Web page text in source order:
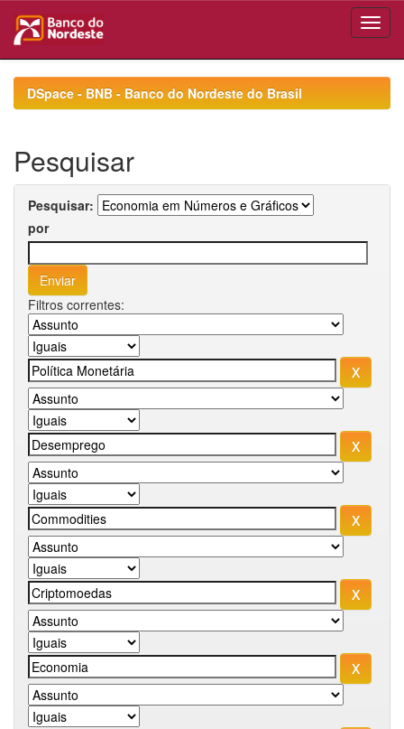
navigationDSpace - BNB - Banco do Nordeste do Brasil
Pesquisar
Pesquisar:
por
Filtros correntes: